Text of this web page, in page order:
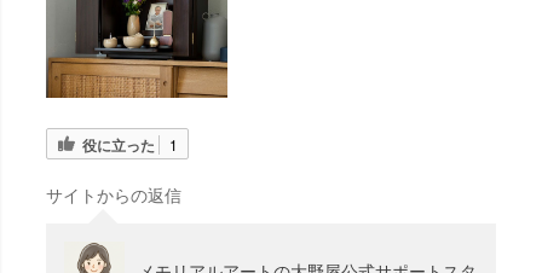
役に立った 1
サイトからの返信